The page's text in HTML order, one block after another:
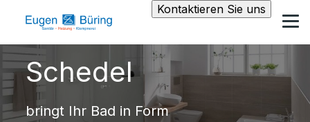
Kontaktieren Sie uns
Schedel
bringt Ihr Bad in Form